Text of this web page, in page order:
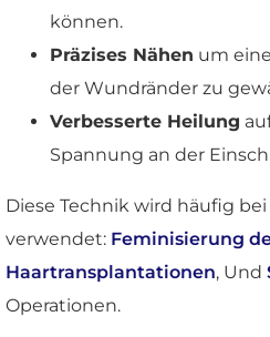
können.
Präzises Nähen um
der Wundränder zu
Verbesserte Heilung
Spannung an der
Diese Technik wird häufig
verwendet: Feminisierung
Haartransplantationen, Und
Operationen.